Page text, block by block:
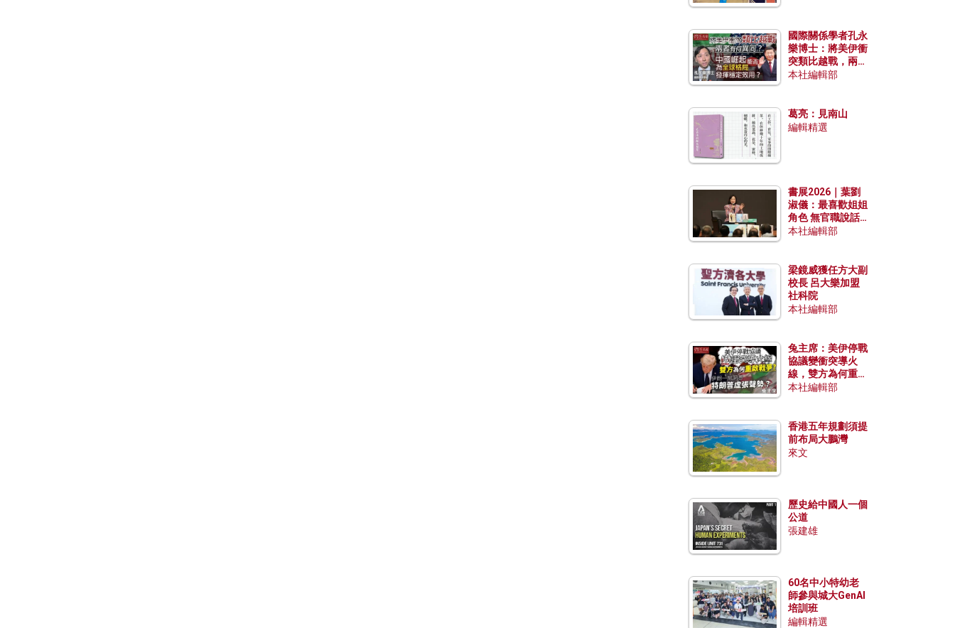
國際關係學者孔永
樂博士：將美伊衝
突類比越戰，兩者
有何異同？中國崛
本社編輯部
葛亮：見南山
編輯精選
書展2026｜葉劉
淑儀：最喜歡姐姐
角色 無官職說話
包袱少
本社編輯部
梁鏡威獲任方大副
校長 呂大樂加盟
社科院
本社編輯部
兔主席：美伊停戰
協議變衝突導火
線，雙方為何重啟
戰爭？伊朗一早洞
本社編輯部
香港五年規劃須提
前布局大鵬灣
來文
歷史給中國人一個
公道
張建雄
60名中小特幼老
師參與城大GenAI
培訓班
編輯精選